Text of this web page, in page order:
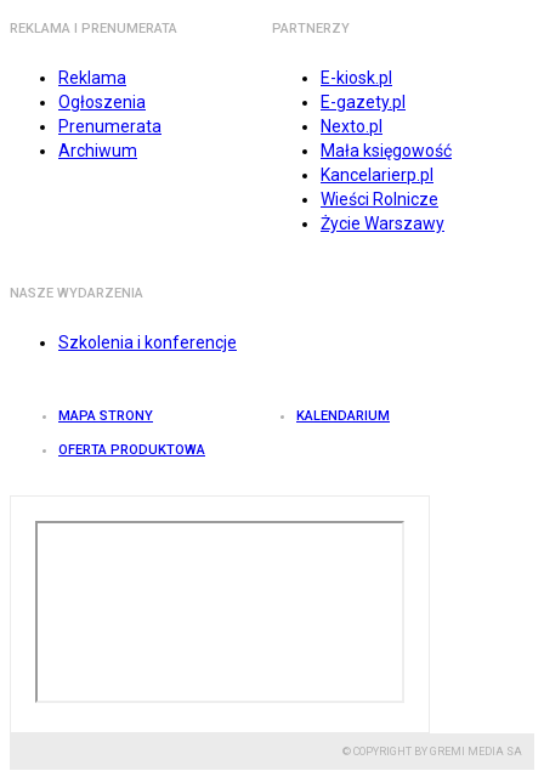
REKLAMA I PRENUMERATA
Reklama
Ogłoszenia
Prenumerata
Archiwum
PARTNERZY
E-kiosk.pl
E-gazety.pl
Nexto.pl
Mała księgowość
Kancelarierp.pl
Wieści Rolnicze
Życie Warszawy
NASZE WYDARZENIA
Szkolenia i konferencje
MAPA STRONY KALENDARIUM
OFERTA PRODUKTOWA
© COPYRIGHT BY GREMI MEDIA SA